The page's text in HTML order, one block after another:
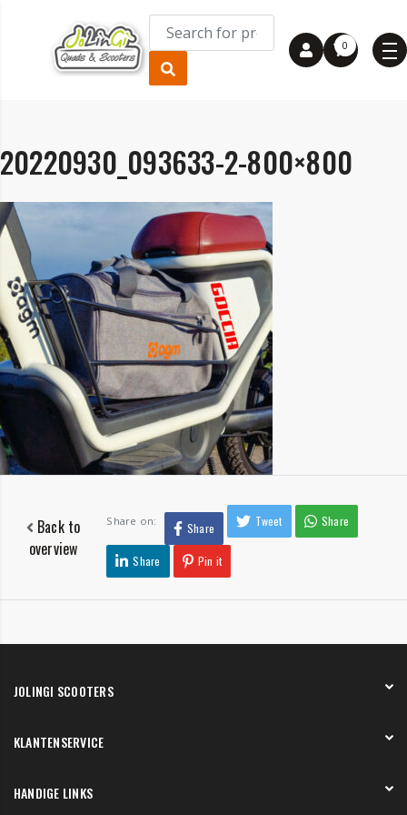
0
20220930_093633-2-800×800
Back to
overview
Share on: Share Tweet Share
Share Pin it
JOLINGI SCOOTERS
Onze showroom
KLANTENSERVICE
Verzending en bezorging
HANDIGE LINKS